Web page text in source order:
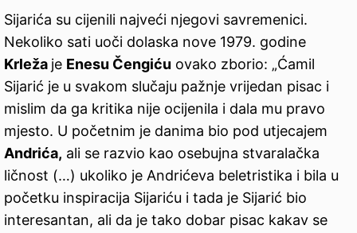
Sijarića su cijenili najveći njegovi savremenici.
Nekoliko sati uoči dolaska nove 1979. godine
Krleža je Enesu Čengiću ovako zborio: „Ćamil
Sijarić je u svakom slučaju pažnje vrijedan pisac i
mislim da ga kritika nije ocijenila i dala mu pravo
mjesto. U početnim je danima bio pod utjecajem
Andrića, ali se razvio kao osebujna stvaralačka
ličnost (…) ukoliko je Andrićeva beletristika i bila u
početku inspiracija Sijariću i tada je Sijarić bio
interesantan, ali da je tako dobar pisac kakav se